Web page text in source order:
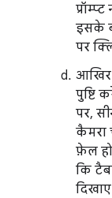
इसके
पर
आखिर
पुष्टि
पर,
कैमरा
फ़ेल हो
कि